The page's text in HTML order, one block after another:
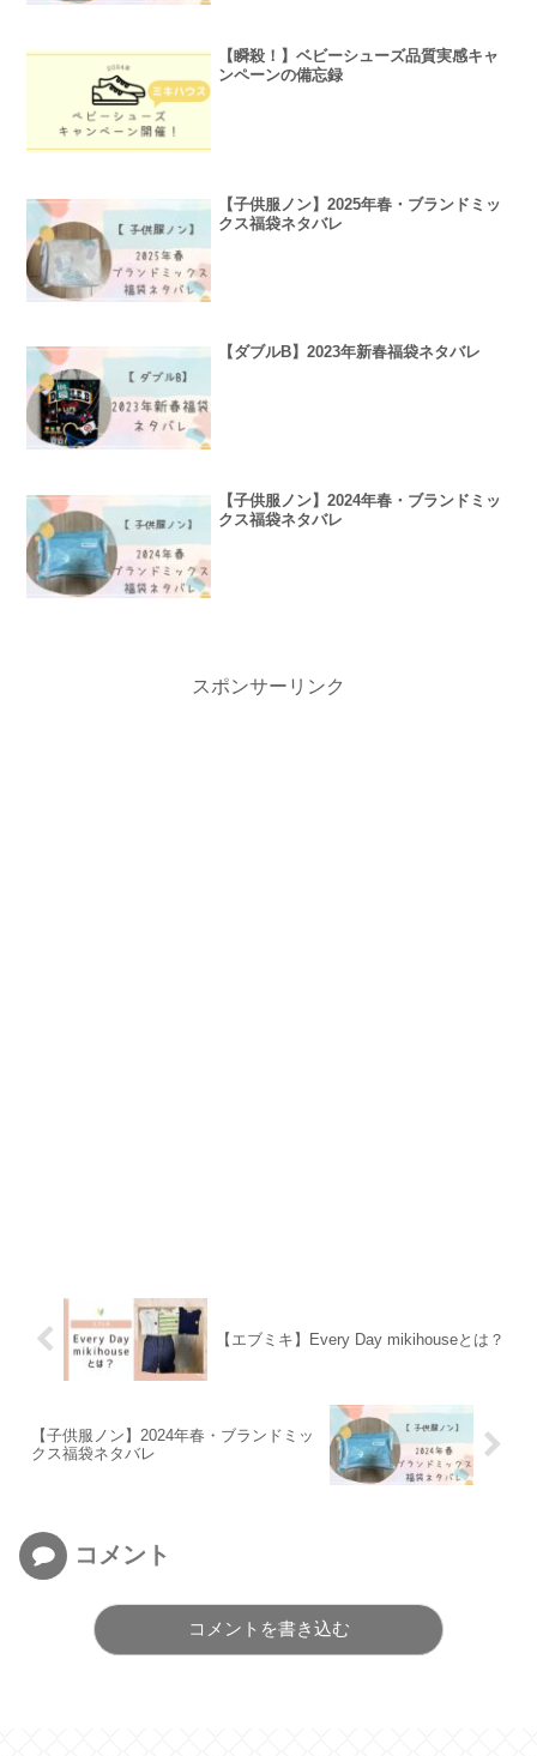
【瞬殺！】ベビーシューズ品質実感キャ
ンペーンの備忘録
【子供服ノン】2025年春・ブランドミッ
クス福袋ネタバレ
【ダブルB】2023年新春福袋ネタバレ
【子供服ノン】2024年春・ブランドミッ
クス福袋ネタバレ
スポンサーリンク
【エブミキ】Every Day mikihouseとは？
【子供服ノン】2024年春・ブランドミッ
クス福袋ネタバレ
コメント
コメントを書き込む